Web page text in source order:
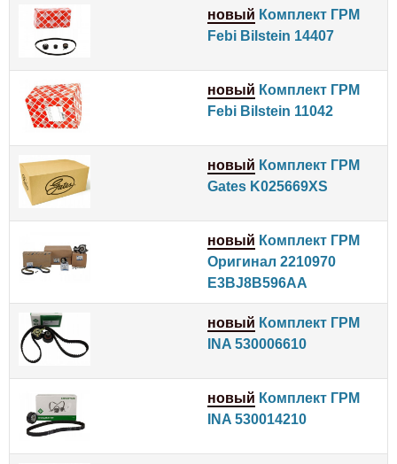
новый Комплект ГРМ
Febi Bilstein 14407
новый Комплект ГРМ
Febi Bilstein 11042
новый Комплект ГРМ
Gates K025669XS
новый Комплект ГРМ
Оригинал 2210970
E3BJ8B596AA
новый Комплект ГРМ
INA 530006610
новый Комплект ГРМ
INA 530014210